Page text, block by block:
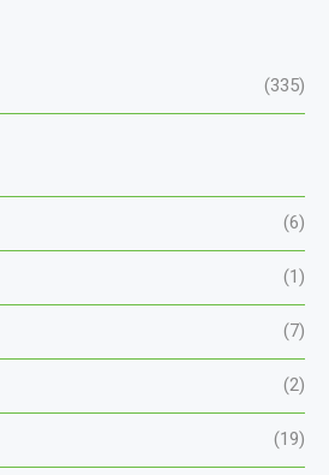
(335)
(6)
(1)
(7)
(2)
(19)